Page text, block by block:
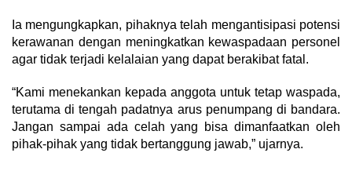
Ia mengungkapkan, pihaknya telah mengantisipasi potensi
kerawanan dengan meningkatkan kewaspadaan personel
agar tidak terjadi kelalaian yang dapat berakibat fatal.
“Kami menekankan kepada anggota untuk tetap waspada,
terutama di tengah padatnya arus penumpang di bandara.
Jangan sampai ada celah yang bisa dimanfaatkan oleh
pihak-pihak yang tidak bertanggung jawab,” ujarnya.